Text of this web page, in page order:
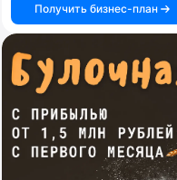
Получить бизнес-план